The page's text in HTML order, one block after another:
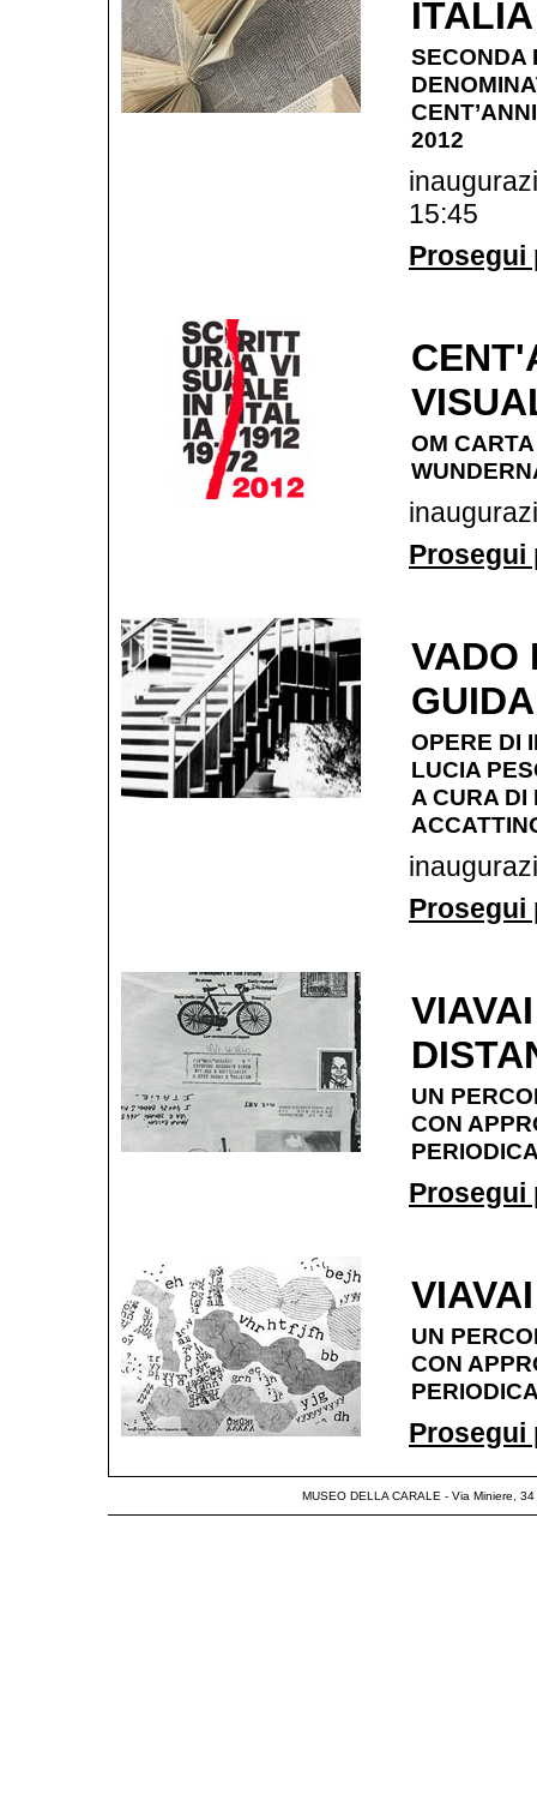
SECONDA
2012
15:45
Prosegui
OM
Prosegui
VADO
OPERE DI
LUCIA
A CURA DI
Prosegui
UN
CON
Prosegui
UN
CON
Prosegui
MUSEO DELLA CARALE - Via Miniere,